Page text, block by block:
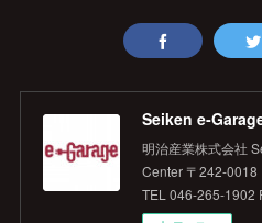
Seiken
明治産業株式会社
Center 〒242-
TEL 046-265-1902